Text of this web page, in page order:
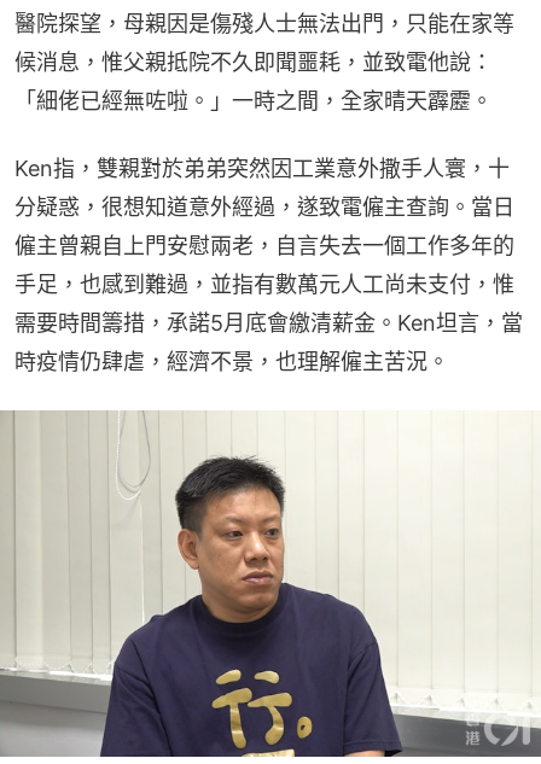
醫院探望，母親因是傷殘人士無法出門，只能在家等
候消息，惟父親抵院不久即聞噩耗，並致電他說：
「細佬已經無咗啦。」一時之間，全家晴天霹靂。
Ken指，雙親對於弟弟突然因工業意外撒手人寰，十
分疑惑，很想知道意外經過，遂致電僱主查詢。當日
僱主曾親自上門安慰兩老，自言失去一個工作多年的
手足，也感到難過，並指有數萬元人工尚未支付，惟
需要時間籌措，承諾5月底會繳清薪金。Ken坦言，當
時疫情仍肆虐，經濟不景，也理解僱主苦況。